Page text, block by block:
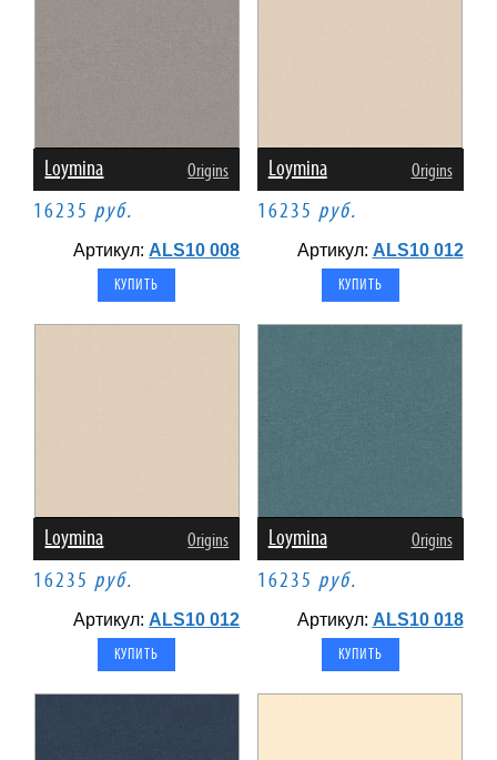
Loymina Origins
16235 руб.
Артикул: ALS10 008
Loymina Origins
16235 руб.
Артикул: ALS10 012
Loymina Origins
16235 руб.
Артикул: ALS10 012
Loymina Origins
16235 руб.
Артикул: ALS10 018